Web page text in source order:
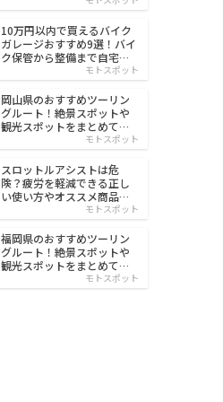
10万円以内で買えるバイク
ガレージおすすめ9選！バイ
ク保管から整備まで自宅で
モトスポット
岡山県のおすすめツーリン
グルート！絶景スポットや
観光スポットをまとめて紹
モトスポット
スロットルアシストは危
険？疲労を軽減できる正し
い使い方やオススメ商品を
モトスポット
福岡県のおすすめツーリン
グルート！絶景スポットや
観光スポットをまとめて紹
モトスポット